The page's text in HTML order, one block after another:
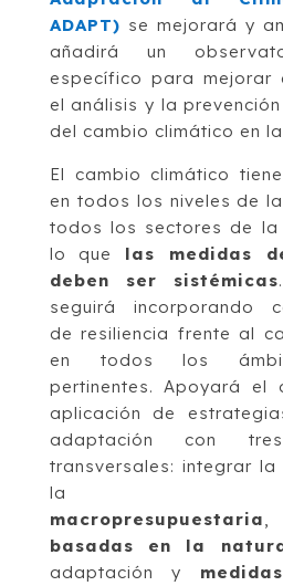
ADAPT) se mejorará y
añadirá un
específico para mejorar
el análisis y la
del cambio climático en
El cambio climático
en todos los niveles de
todos los sectores de la
lo que las medidas
deben ser sistémicas
seguirá incorporando
de resiliencia frente al
en todos los
pertinentes. Apoyará el
aplicación de
adaptación con
transversales: integrar
macropresupuestaria
basadas en la
adaptación y